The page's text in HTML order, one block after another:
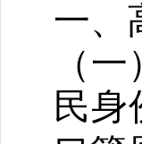
一、
（
民身